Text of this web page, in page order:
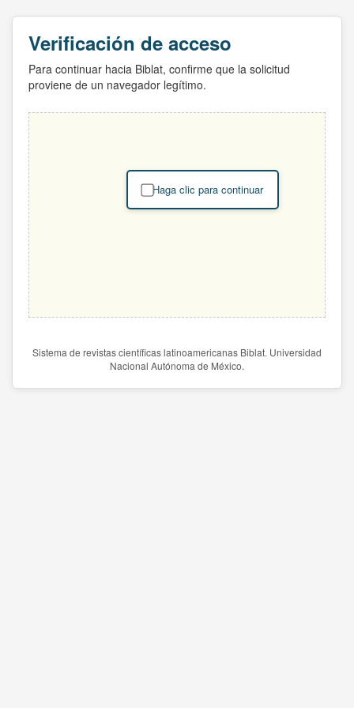
Verificación de acceso
Para continuar hacia Biblat, confirme que la solicitud
proviene de un navegador legítimo.
Haga clic para continuar
Sistema de revistas científicas latinoamericanas Biblat. Universidad
Nacional Autónoma de México.